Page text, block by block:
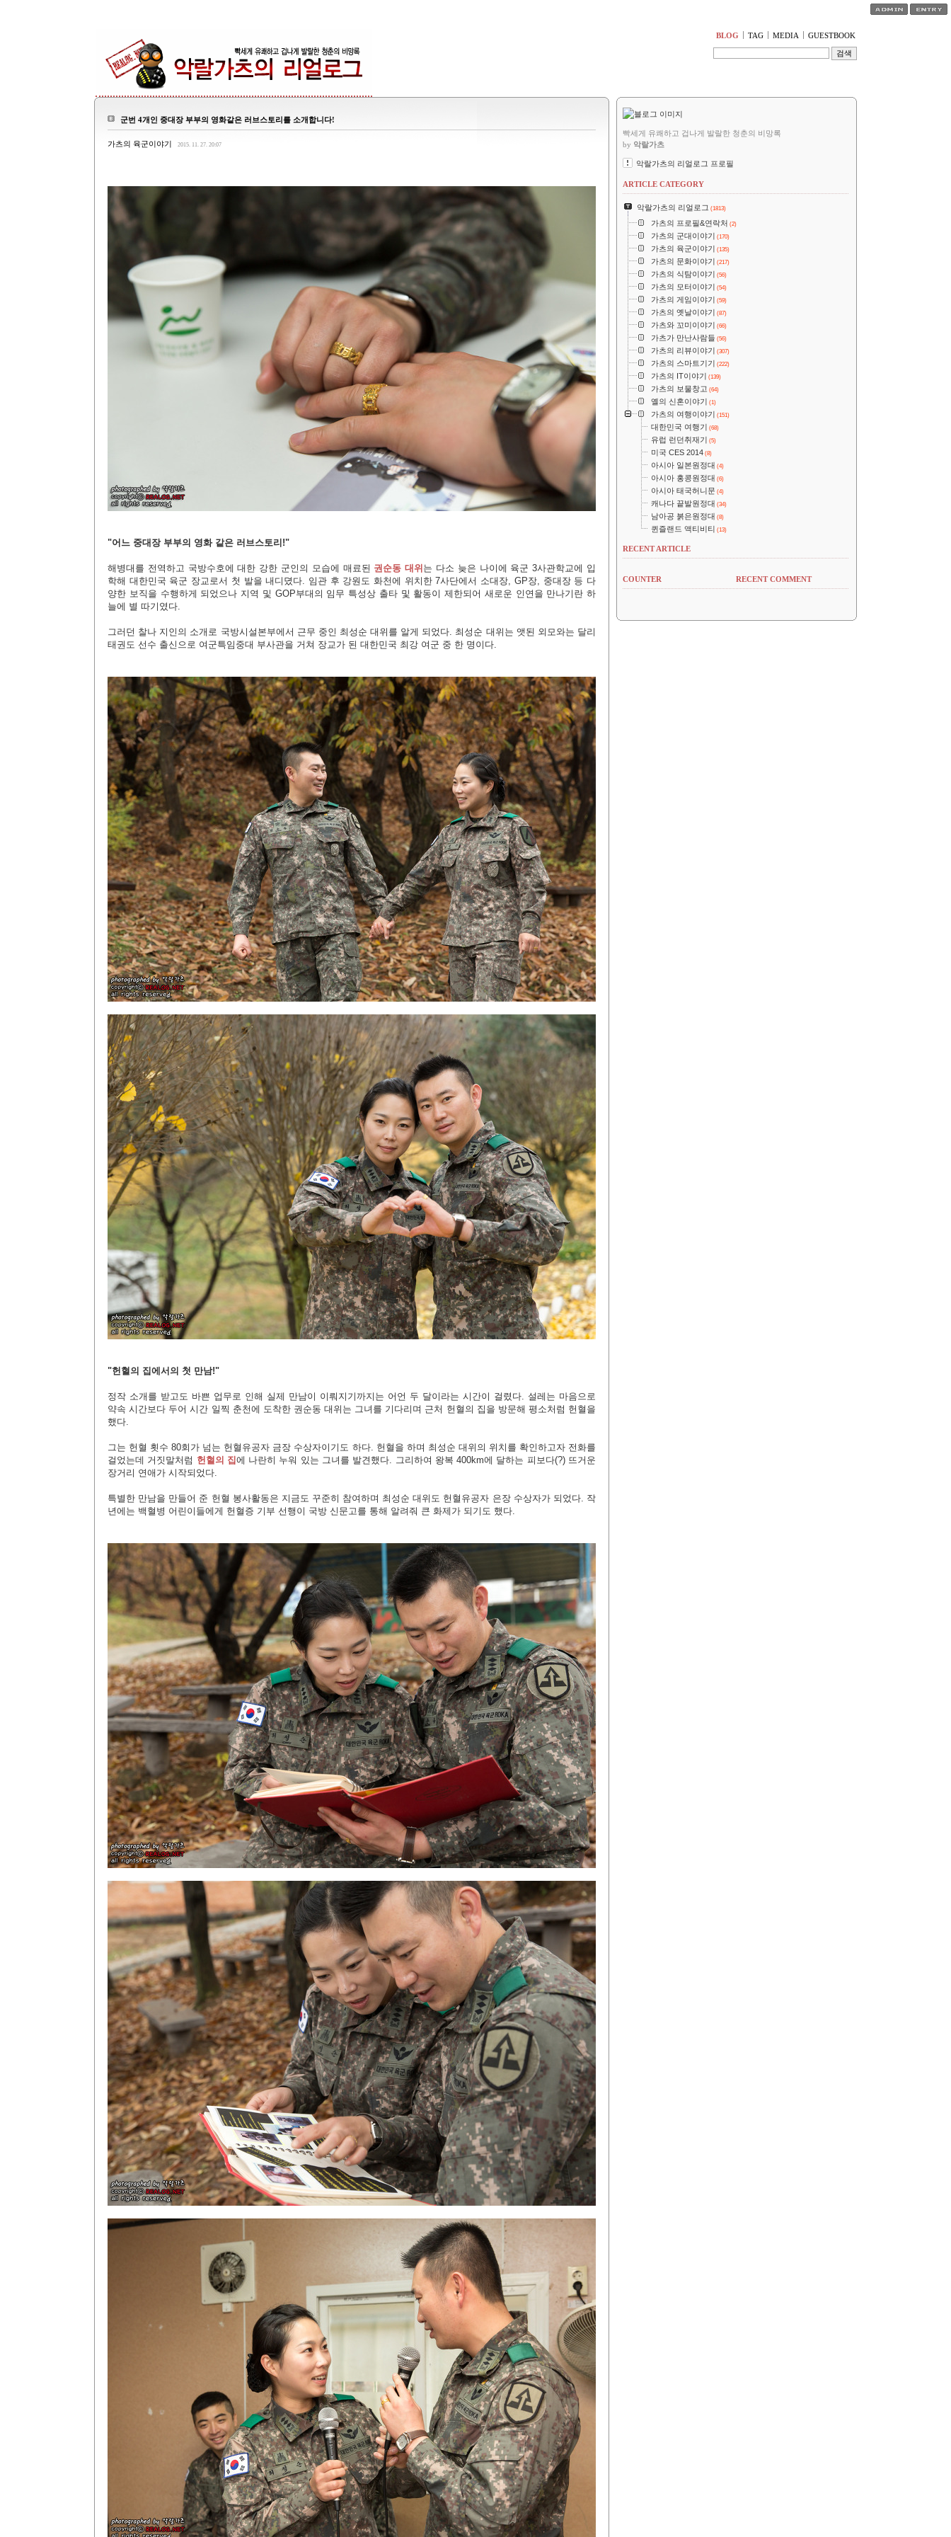
BLOG TAG MEDIA GUESTBOOK
군번 4개인 중대장 부부의 영화같은 러브스토리를 소개합니다!
가츠의 육군이야기 2015. 11. 27. 20:07
"어느 중대장 부부의 영화 같은 러브스토리!"
해병대를 전역하고 국방수호에 대한 강한 군인의 모습에 매료된 권순동 대위 는 다소 늦은 나이에 육군 3사관학교에 입
학해 대한민국 육군 장교로서 첫 발을 내디뎠다. 임관 후 강원도 화천에 위치한 7사단에서 소대장, GP장, 중대장 등 다
양한 보직을 수행하게 되었으나 지역 및 GOP부대의 임무 특성상 출타 및 활동이 제한되어 새로운 인연을 만나기란 하
늘에 별 따기였다.
그러던 찰나 지인의 소개로 국방시설본부에서 근무 중인 최성순 대위를 알게 되었다. 최성순 대위는 앳된 외모와는 달리
태권도 선수 출신으로 여군특임중대 부사관을 거쳐 장교가 된 대한민국 최강 여군 중 한 명이다.
"헌혈의 집에서의 첫 만남!"
정작 소개를 받고도 바쁜 업무로 인해 실제 만남이 이뤄지기까지는 어언 두 달이라는 시간이 걸렸다. 설레는 마음으로
약속 시간보다 두어 시간 일찍 춘천에 도착한 권순동 대위는 그녀를 기다리며 근처 헌혈의 집을 방문해 평소처럼 헌혈을
했다.
그는 헌혈 횟수 80회가 넘는 헌혈유공자 금장 수상자이기도 하다. 헌혈을 하며 최성순 대위의 위치를 확인하고자 전화를
걸었는데 거짓말처럼 헌혈의 집 에 나란히 누워 있는 그녀를 발견했다. 그리하여 왕복 400km에 달하는 피보다(?) 뜨거운
장거리 연애가 시작되었다.
특별한 만남을 만들어 준 헌혈 봉사활동은 지금도 꾸준히 참여하며 최성순 대위도 헌혈유공자 은장 수상자가 되었다. 작
년에는 백혈병 어린이들에게 헌혈증 기부 선행이 국방 신문고를 통해 알려줘 큰 화제가 되기도 했다.
빡세게 유쾌하고 겁나게 발랄한 청춘의 비망록
by 악랄가츠
악랄가츠의 리얼로그 프로필
ARTICLE CATEGORY
악랄가츠의 리얼로그 (1813)
가츠의 프로필&연락처 (2)
가츠의 군대이야기 (170)
가츠의 육군이야기 (135)
가츠의 문화이야기 (217)
가츠의 식탐이야기 (56)
가츠의 모터이야기 (54)
가츠의 게임이야기 (59)
가츠의 옛날이야기 (87)
가츠와 꼬미이야기 (66)
가츠가 만난사람들 (56)
가츠의 리뷰이야기 (307)
가츠의 스마트기기 (222)
가츠의 IT이야기 (139)
가츠의 보물창고 (64)
옐의 신혼이야기 (1)
가츠의 여행이야기 (151)
대한민국 여행기 (68)
유럽 런던취재기 (5)
미국 CES 2014 (8)
아시아 일본원정대 (4)
아시아 홍콩원정대 (6)
아시아 태국허니문 (4)
캐나다 끝발원정대 (34)
남아공 붉은원정대 (8)
퀸즐랜드 액티비티 (13)
RECENT ARTICLE
COUNTER RECENT COMMENT
티스토리툴바